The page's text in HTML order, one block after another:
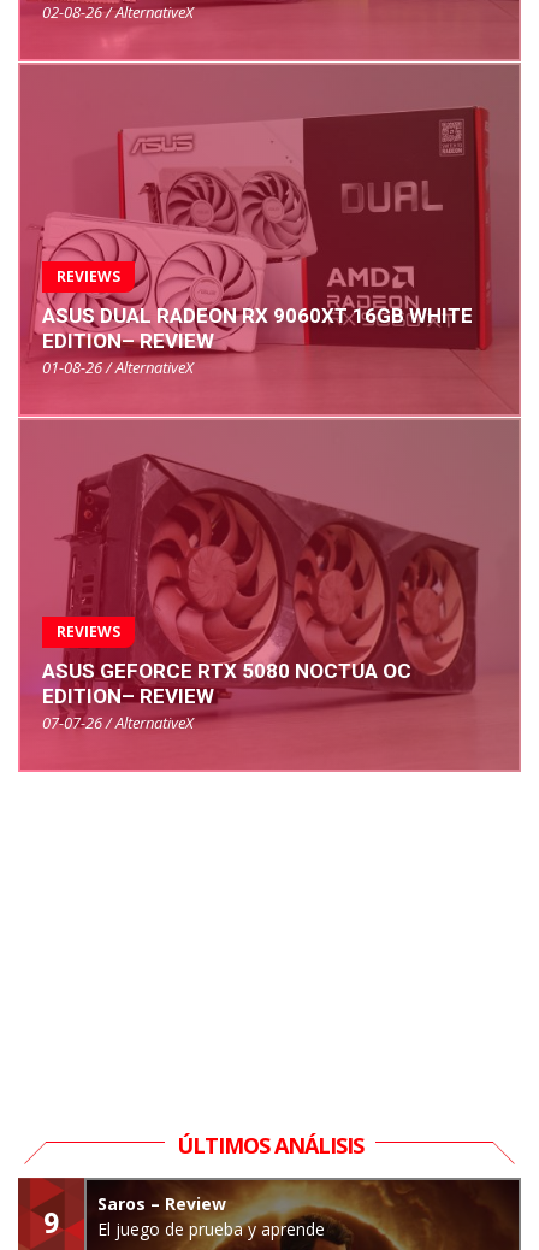
02-08-26 / AlternativeX
REVIEWS
ASUS DUAL RADEON RX 9060XT 16GB WHITE
EDITION– REVIEW
01-08-26 / AlternativeX
REVIEWS
ASUS GEFORCE RTX 5080 NOCTUA OC
EDITION– REVIEW
07-07-26 / AlternativeX
ÚLTIMOS ANÁLISIS
9
Saros – Review
El juego de prueba y aprende